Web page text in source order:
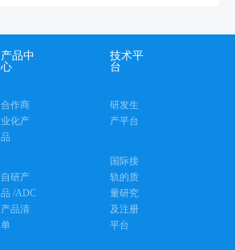
产品中
心
合作商
业化产
品
自研产
品 /ADC
产品清
单
技术平
台
研发生
产平台
国际接
轨的质
量研究
及注册
平台